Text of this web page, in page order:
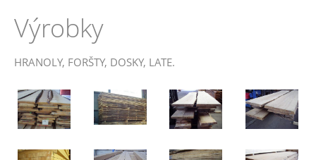
Výrobky
HRANOLY, FORŠTY, DOSKY, LATE.